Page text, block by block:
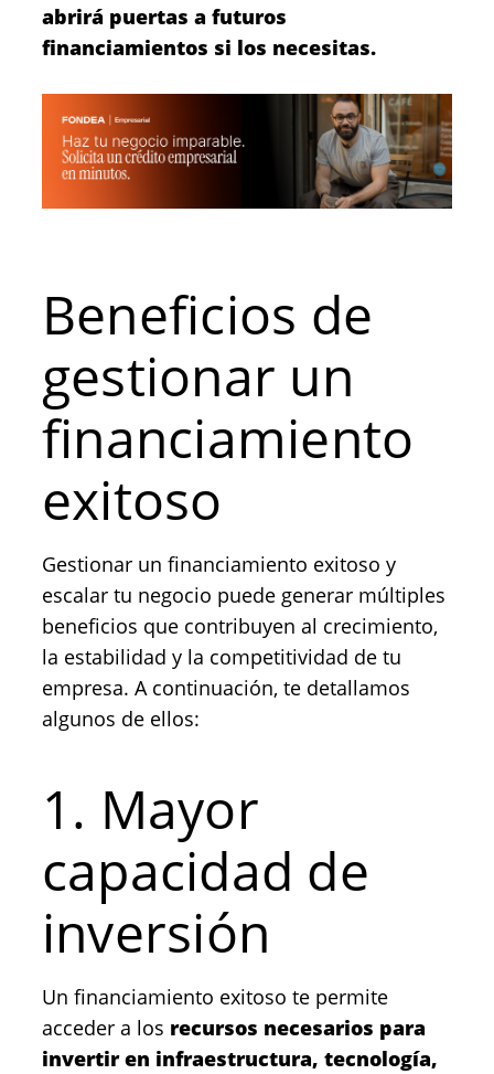
abrirá puertas a futuros
financiamientos si los necesitas.
Beneficios de
gestionar un
financiamiento
exitoso
Gestionar un financiamiento exitoso y
escalar tu negocio puede generar múltiples
beneficios que contribuyen al crecimiento,
la estabilidad y la competitividad de tu
empresa. A continuación, te detallamos
algunos de ellos:
1. Mayor
capacidad de
inversión
Un financiamiento exitoso te permite
acceder a los recursos necesarios para
invertir en infraestructura, tecnología,